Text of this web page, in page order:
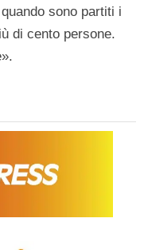
sono partiti i
di cento persone.